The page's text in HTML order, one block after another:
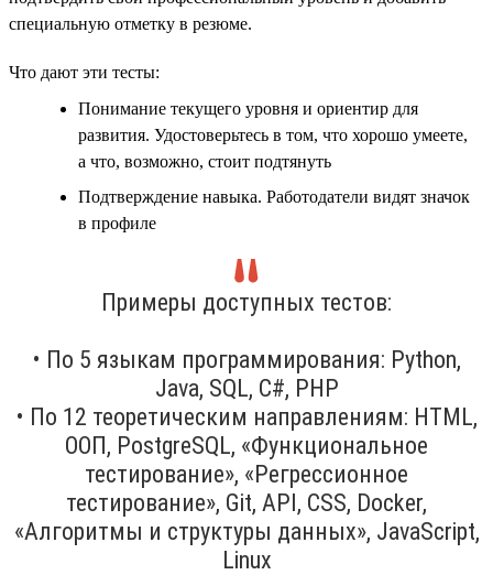
специальную отметку в резюме.
Что дают эти тесты:
Понимание текущего уровня и ориентир для
развития. Удостоверьтесь в том, что хорошо умеете,
а что, возможно, стоит подтянуть
Подтверждение навыка. Работодатели видят значок
в профиле
Примеры доступных тестов:
• По 5 языкам программирования: Python,
Java, SQL, C#, PHP
• По 12 теоретическим направлениям: HTML,
ООП, PostgreSQL, «Функциональное
тестирование», «Регрессионное
тестирование», Git, API, CSS, Docker,
«Алгоритмы и структуры данных», JavaScript,
Linux